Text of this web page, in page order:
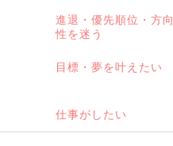
進退・優先順位・方向
性を迷う
目標・夢を叶えたい
仕事がしたい